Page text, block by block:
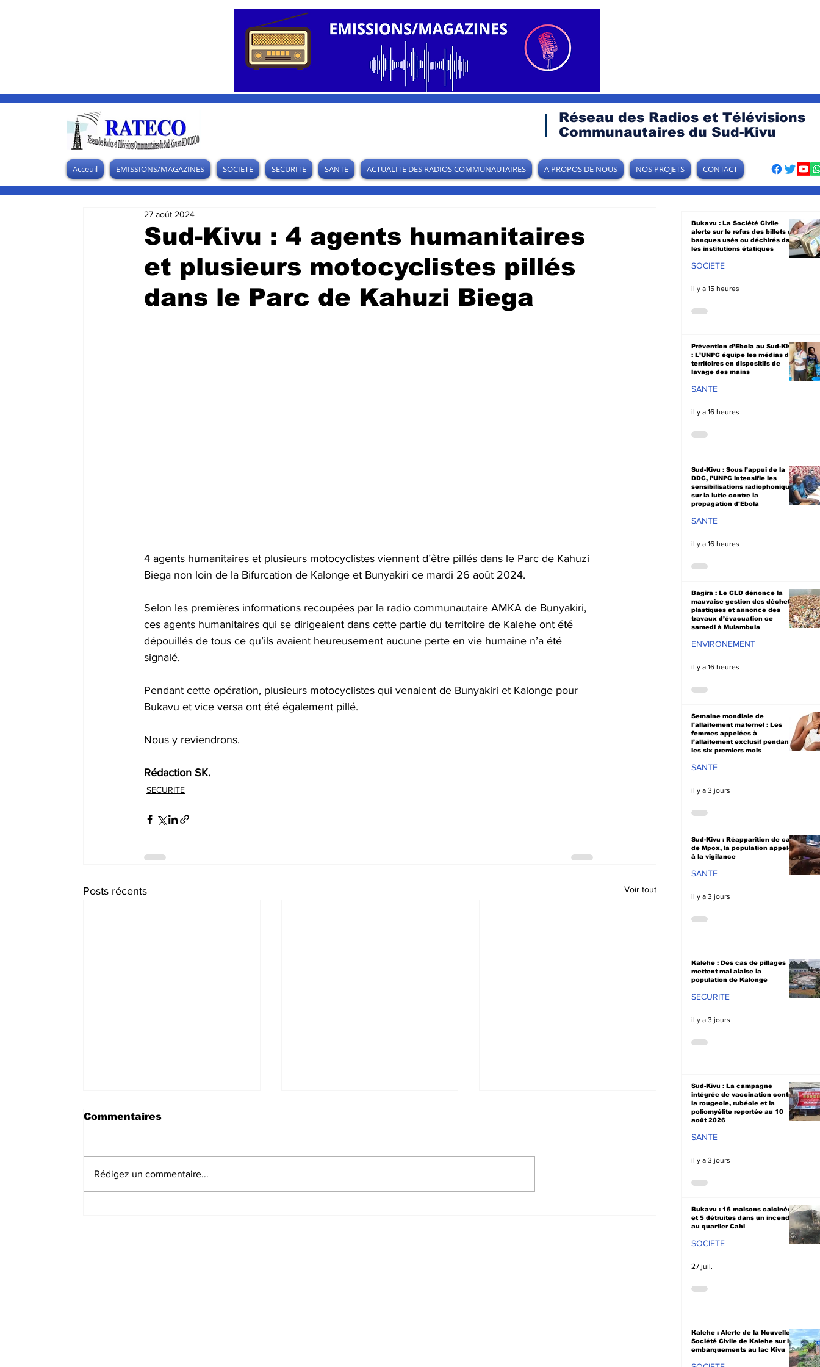
Réseau des Radios et Télévisions
Communautaires du Sud-Kivu
Acceuil EMISSIONS/MAGAZINES SOCIETE SECURITE SANTE ACTUALITE DES RADIOS COMMUNAUTAIRES A PROPOS DE NOUS NOS PROJETS CONTACT
Sud-Kivu : 4 agents humanitaires
et plusieurs motocyclistes pillés
dans le Parc de Kahuzi Biega
27 août 2024
4 agents humanitaires et plusieurs motocyclistes viennent d’être pillés dans le Parc de Kahuzi
Biega non loin de la Bifurcation de Kalonge et Bunyakiri ce mardi 26 août 2024.
Selon les premières informations recoupées par la radio communautaire AMKA de Bunyakiri,
ces agents humanitaires qui se dirigeaient dans cette partie du territoire de Kalehe ont été
dépouillés de tous ce qu’ils avaient heureusement aucune perte en vie humaine n’a été
signalé.
Pendant cette opération, plusieurs motocyclistes qui venaient de Bunyakiri et Kalonge pour
Bukavu et vice versa ont été également pillé.
Nous y reviendrons.
Rédaction SK.
SECURITE
Posts récents Voir tout
Commentaires
Rédigez un commentaire...
Bukavu : La Société Civile
alerte sur le refus des billets de
banques usés ou déchirés dans
les institutions étatiques
SOCIETE
il y a 15 heures
Prévention d’Ebola au Sud-Kivu
: L’UNPC équipe les médias de
territoires en dispositifs de
lavage des mains
SANTE
il y a 16 heures
Sud-Kivu : Sous l’appui de la
DDC, l’UNPC intensifie les
sensibilisations radiophoniques
sur la lutte contre la
propagation d'Ebola
SANTE
il y a 16 heures
Bagira : Le CLD dénonce la
mauvaise gestion des déchets
plastiques et annonce des
travaux d’évacuation ce
samedi à Mulambula
ENVIRONEMENT
il y a 16 heures
Semaine mondiale de
l'allaitement maternel : Les
femmes appelées à
l’allaitement exclusif pendant
les six premiers mois
SANTE
il y a 3 jours
Sud-Kivu : Réapparition de cas
de Mpox, la population appelée
à la vigilance
SANTE
il y a 3 jours
Kalehe : Des cas de pillages
mettent mal alaise la
population de Kalonge
SECURITE
il y a 3 jours
Sud-Kivu : La campagne
intégrée de vaccination contre
la rougeole, rubéole et la
poliomyélite reportée au 10
août 2026
SANTE
il y a 3 jours
Bukavu : 16 maisons calcinées
et 5 détruites dans un incendie
au quartier Cahi
SOCIETE
27 juil.
Kalehe : Alerte de la Nouvelle
Société Civile de Kalehe sur les
embarquements au lac Kivu